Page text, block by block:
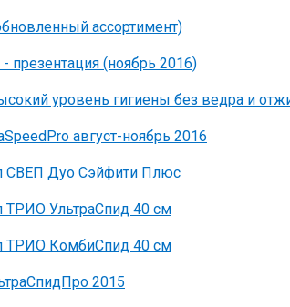
ассортимент)
презентация (ноябрь 2016)
уровень гигиены без ведра и
август-ноябрь 2016
СВЕП Дуо Сэйфити Плюс
ТРИО УльтраСпид 40 см
ТРИО КомбиСпид 40 см
2015